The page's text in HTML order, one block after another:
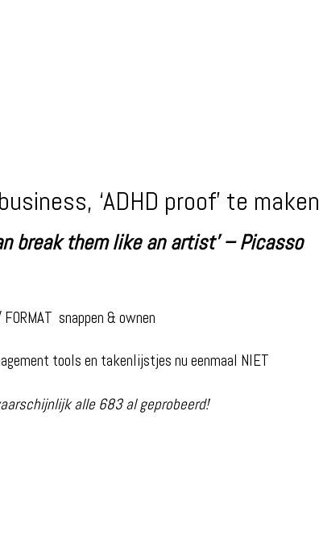
‘ADHD proof’ te maken
break them like an artist’ – Picasso
snappen & ownen
tools en takenlijstjes nu eenmaal NIET
alle 683 al geprobeerd!